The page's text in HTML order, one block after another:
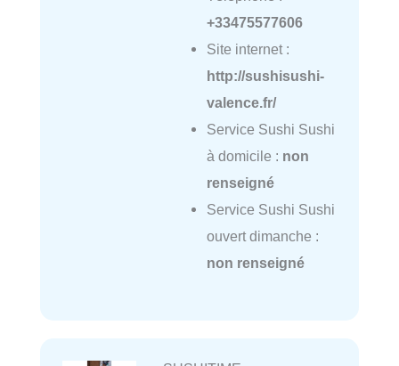
+33475577606
Site internet :
http://sushisushi-
valence.fr/
Service Sushi Sushi
à domicile : non
renseigné
Service Sushi Sushi
ouvert dimanche :
non renseigné